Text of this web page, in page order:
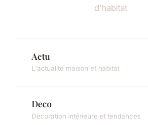
d'habitat
Actu
L'actualité maison et habitat
Deco
Décoration intérieure et tendances